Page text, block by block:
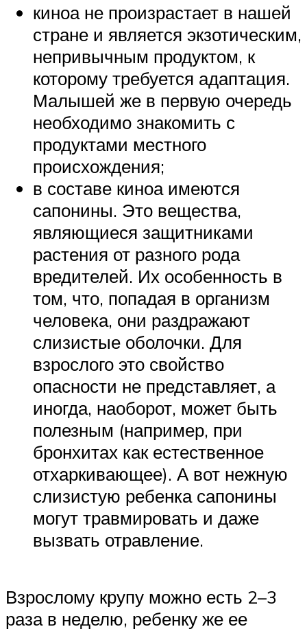
киноа не произрастает в нашей
стране и является экзотическим,
непривычным продуктом, к
которому требуется адаптация.
Малышей же в первую очередь
необходимо знакомить с
продуктами местного
происхождения;
в составе киноа имеются
сапонины. Это вещества,
являющиеся защитниками
растения от разного рода
вредителей. Их особенность в
том, что, попадая в организм
человека, они раздражают
слизистые оболочки. Для
взрослого это свойство
опасности не представляет, а
иногда, наоборот, может быть
полезным (например, при
бронхитах как естественное
отхаркивающее). А вот нежную
слизистую ребенка сапонины
могут травмировать и даже
вызвать отравление.
Взрослому крупу можно есть 2–3
раза в неделю, ребенку же ее